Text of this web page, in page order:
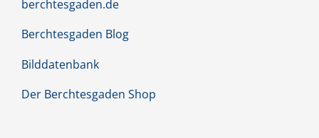
berchtesgaden.de
Berchtesgaden Blog
Bilddatenbank
Der Berchtesgaden Shop